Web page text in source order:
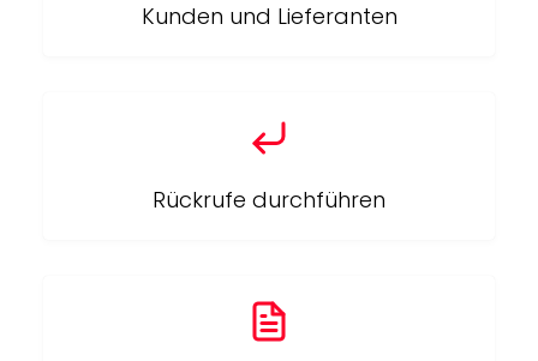
Kunden und Lieferanten
Rückrufe durchführen